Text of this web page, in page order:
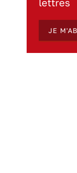
lettres
JE